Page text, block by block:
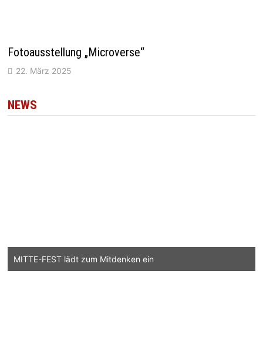
Fotoausstellung „Microverse“
22. März 2025
NEWS
MITTE-FEST lädt zum Mitdenken ein